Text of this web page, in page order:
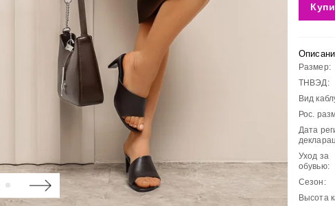
Размер:
ТНВЭД:
Вид
Рос.
Дата
Уход за
обувью:
Сезон:
Высота